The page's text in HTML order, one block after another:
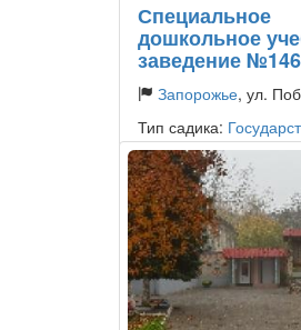
Специальное
дошкольное
заведение
Запорожье, ул.
Тип садика: